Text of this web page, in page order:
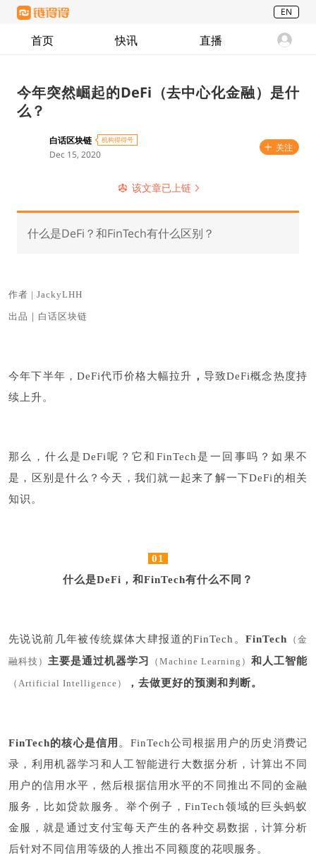
EN
首页 快讯 直播
今年突然崛起的DeFi（去中心化金融）是什
么？
白话区块链 机构得得号
Dec 15, 2020
关注
该文章已上链
什么是DeFi？和FinTech有什么区别？
作者 | JackyLHH
出品｜白话区块链
今年下半年，DeFi代币价格大幅拉升 ， 导致DeFi概念热度持
续上升。
那么，什么是DeFi呢？它和FinTech是一回事吗？如果不
是，区别是什么？今天，我们就一起来了解一下DeFi的相关
知识。
01
什么是DeFi，和FinTech有什么不同？
先说说前几年被传统媒体大肆报道的FinTech。FinTech （金
融科技） 主要是通过机器学习 （Machine Learning） 和人工智能
（Artificial Intelligence） ，去做更好的预测和判断。
FinTech的核心是信用 。FinTech公司根据用户的历史消费记
录，利用机器学习和人工智能进行大数据分析，计算出不同
用户的信用水平，然后根据信用水平的不同推出不同的金融
服务，比如贷款服务。举个例子，FinTech领域的巨头蚂蚁
金服，就是通过支付宝每天产生的各种交易数据，计算分析
后针对不同信用等级的人推出不同额度的花呗服务。